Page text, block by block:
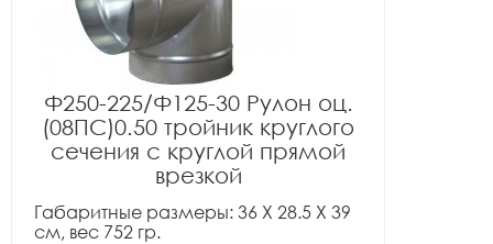
Ф250-225/Ф125-30 Рулон оц.
(08ПС)0.50 тройник круглого
сечения с круглой прямой
врезкой
Габаритные размеры: 36 X 28.5 X 39
см, вес 752 гр.